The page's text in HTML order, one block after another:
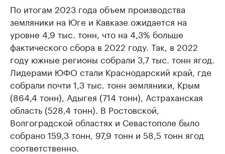
По итогам 2023 года объем производства
земляники на Юге и Кавказе ожидается на
уровне 4,9 тыс. тонн, что на 4,3% больше
фактического сбора в 2022 году. Так, в 2022
году южные регионы собрали 3,7 тыс. тонн ягод.
Лидерами ЮФО стали Краснодарский край, где
собрали почти 1,3 тыс. тонн земляники, Крым
(864,4 тонн), Адыгея (714 тонн), Астраханская
область (528,4 тонн). В Ростовской,
Волгоградской областях и Севастополе было
собрано 159,3 тонн, 97,9 тонн и 58,5 тонн ягод
соответственно.